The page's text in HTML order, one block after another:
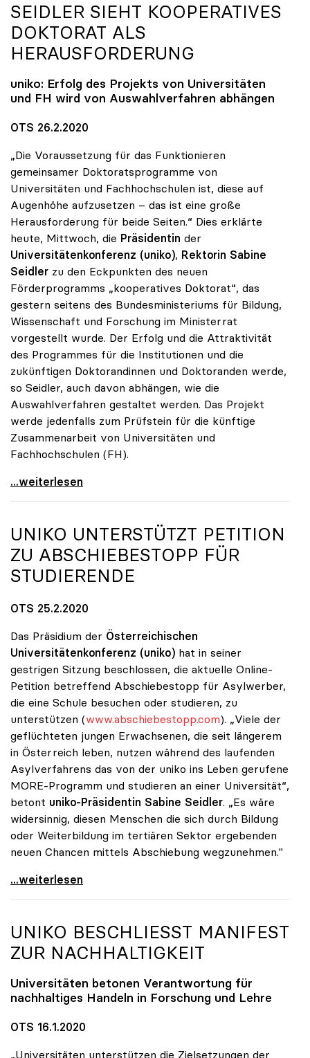
SEIDLER SIEHT KOOPERATIVES
DOKTORAT ALS
HERAUSFORDERUNG
uniko: Erfolg des Projekts von Universitäten
und FH wird von Auswahlverfahren abhängen
OTS 26.2.2020
„Die Voraussetzung für das Funktionieren
gemeinsamer Doktoratsprogramme von
Universitäten und Fachhochschulen ist, diese auf
Augenhöhe aufzusetzen – das ist eine große
Herausforderung für beide Seiten.“ Dies erklärte
heute, Mittwoch, die Präsidentin der
Universitätenkonferenz (uniko), Rektorin Sabine
Seidler zu den Eckpunkten des neuen
Förderprogramms „kooperatives Doktorat“, das
gestern seitens des Bundesministeriums für Bildung,
Wissenschaft und Forschung im Ministerrat
vorgestellt wurde. Der Erfolg und die Attraktivität
des Programmes für die Institutionen und die
zukünftigen Doktorandinnen und Doktoranden werde,
so Seidler, auch davon abhängen, wie die
Auswahlverfahren gestaltet werden. Das Projekt
werde jedenfalls zum Prüfstein für die künftige
Zusammenarbeit von Universitäten und
Fachhochschulen (FH).
Seidler sieht kooperatives Doktorat als
...weiterlesen
UNIKO UNTERSTÜTZT PETITION
ZU ABSCHIEBESTOPP FÜR
STUDIERENDE
OTS 25.2.2020
Das Präsidium der Österreichischen
Universitätenkonferenz (uniko) hat in seiner
gestrigen Sitzung beschlossen, die aktuelle Online-
Petition betreffend Abschiebestopp für Asylwerber,
die eine Schule besuchen oder studieren, zu
unterstützen (www.abschiebestopp.com). „Viele der
geflüchteten jungen Erwachsenen, die seit längerem
in Österreich leben, nutzen während des laufenden
Asylverfahrens das von der uniko ins Leben gerufene
MORE-Programm und studieren an einer Universität“,
betont uniko-Präsidentin Sabine Seidler. „Es wäre
widersinnig, diesen Menschen die sich durch Bildung
oder Weiterbildung im tertiären Sektor ergebenden
neuen Chancen mittels Abschiebung wegzunehmen."
uniko unterstützt Petition zu Abschiebestopp für
...weiterlesen
UNIKO BESCHLIESST MANIFEST
ZUR NACHHALTIGKEIT
Universitäten betonen Verantwortung für
nachhaltiges Handeln in Forschung und Lehre
OTS 16.1.2020
„Universitäten unterstützen die Zielsetzungen der